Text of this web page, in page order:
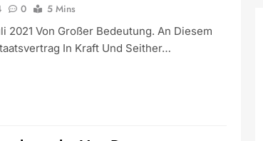
0
5 Mins
2021 Von Großer Bedeutung. An Diesem
In Kraft Und Seither…